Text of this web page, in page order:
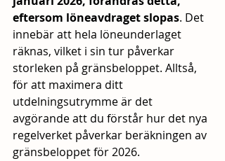
eftersom löneavdraget slopas. Det
innebär att hela löneunderlaget
räknas, vilket i sin tur påverkar
storleken på gränsbeloppet. Alltså,
för att maximera ditt
utdelningsutrymme är det
avgörande att du förstår hur det nya
regelverket påverkar beräkningen av
gränsbeloppet för 2026.